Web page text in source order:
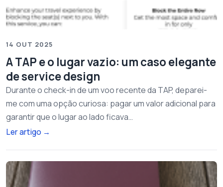
14 OUT 2025
A TAP e o lugar vazio: um caso elegante
de service design
Durante o check-in de um voo recente da TAP, deparei-
me com uma opção curiosa: pagar um valor adicional para
garantir que o lugar ao lado ficava…
Ler artigo →